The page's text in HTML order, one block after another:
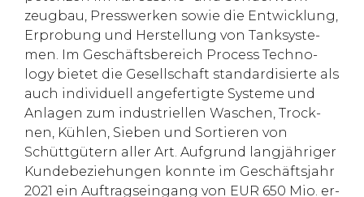
zeug­bau, Press­wer­ken so­wie die Ent­wick­lung,
Er­pro­bung und Her­stel­lung von Tank­sys­te­
men. Im Ge­schäfts­be­reich Pro­cess Tech­no­
logy bie­tet die Ge­sell­schaft stan­dar­di­sierte als
auch in­di­vi­du­ell an­ge­fer­tigte Sys­teme und
An­la­gen zum in­dus­tri­el­len Wa­schen, Trock­
nen, Kühlen, Sie­ben und Sor­tie­ren von
Schüttgütern al­ler Art. Auf­grund langjähri­ger
Kun­de­be­zie­hun­gen konnte im Ge­schäfts­jahr
2021 ein Auf­trags­ein­gang von EUR 650 Mio. er­